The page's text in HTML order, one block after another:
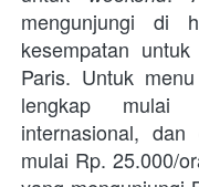
mengunjungi di
kesempatan untuk
Paris. Untuk
lengkap mulai
internasional,
mulai Rp. 25.000/